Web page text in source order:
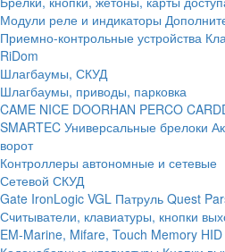
Модули реле и индикаторы
Приемно-контрольные устройства
RiDom
Шлагбаумы, СКУД
Шлагбаумы, приводы, парковка
CAME NICE DOORHAN PERCO
SMARTEC Универсальные брелоки
ворот
Контроллеры автономные и сетевые
Сетевой СКУД
Gate IronLogic VGL Патруль Quest
Считыватели, клавиатуры, кнопки
EM-Marine, Mifare, Touch Memory HID